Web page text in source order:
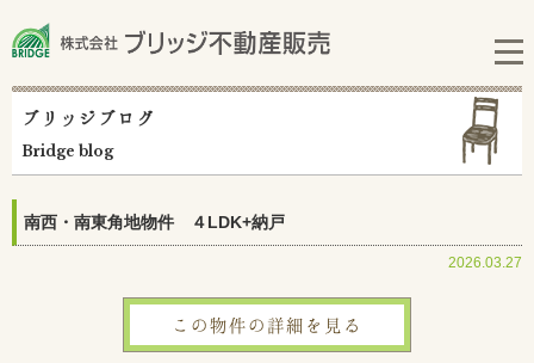
ブリッジブログ
Bridge blog
南西・南東角地物件 ４LDK+納戸
2026.03.27
この物件の詳細を見る